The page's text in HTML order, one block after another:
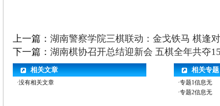
上一篇： 湖南警察学院三棋联动：金戈铁马 棋逢
下一篇： 湖南棋协召开总结迎新会 五棋全年共夺
相关文章
·没有相关文章
相关专题
·专题1信息无
·专题2信息无